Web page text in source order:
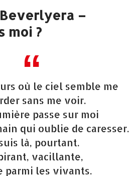
–
moi ?
où le ciel semble me
sans me voir.
passe sur moi
qui oublie de caresser.
là, pourtant.
vacillante,
parmi les vivants.